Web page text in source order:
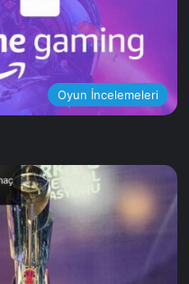
Oyun İncelemeleri